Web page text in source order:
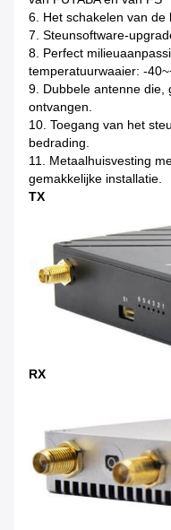
6. Het schakelen van de
7. Steunsoftware-
8. Perfect
temperatuurwaaier: -
9. Dubbele antenne die,
ontvangen.
10. Toegang van het
bedrading.
11. Metaalhuisvesting
gemakkelijke installatie.
TX
RX